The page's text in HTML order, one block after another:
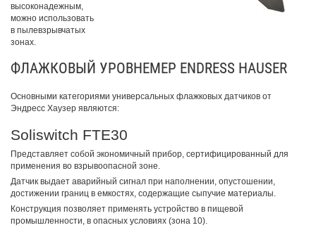
высоконадежным,
можно использовать
в пылевзрывчатых
зонах.
ФЛАЖКОВЫЙ УРОВНЕМЕР ENDRESS HAUSER
Основными категориями универсальных флажковых датчиков от
Эндресс Хаузер являются:
Soliswitch FTE30
Представляет собой экономичный прибор, сертифицированный для
применения во взрывоопасной зоне.
Датчик выдает аварийный сигнал при наполнении, опустошении,
достижении границ в емкостях, содержащие сыпучие материалы.
Конструкция позволяет применять устройство в пищевой
промышленности, в опасных условиях (зона 10).